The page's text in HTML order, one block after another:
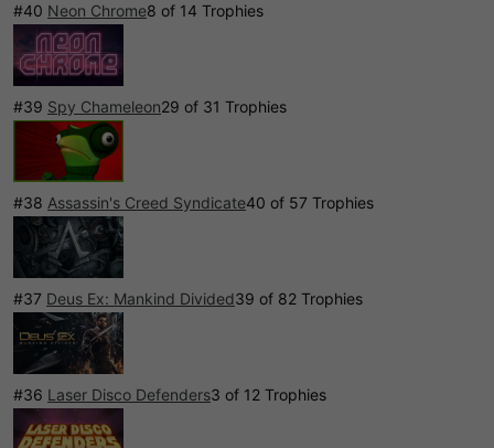
#40 Neon Chrome8 of 14 Trophies
#39 Spy Chameleon29 of 31 Trophies
#38 Assassin's Creed Syndicate40 of 57 Trophies
#37 Deus Ex: Mankind Divided39 of 82 Trophies
#36 Laser Disco Defenders3 of 12 Trophies